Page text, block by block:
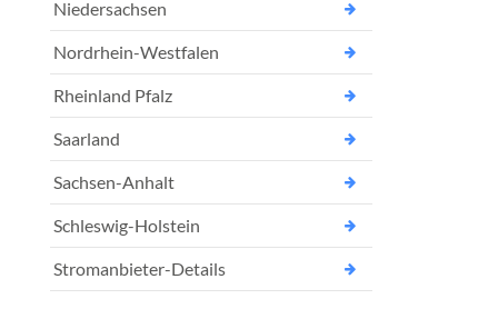
Niedersachsen
Nordrhein-Westfalen
Rheinland Pfalz
Saarland
Sachsen-Anhalt
Schleswig-Holstein
Stromanbieter-Details